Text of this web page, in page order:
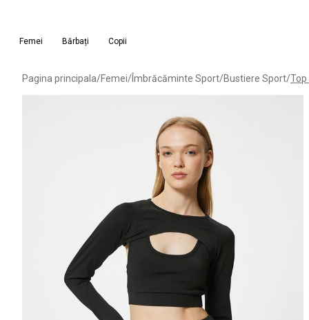
Femei Bărbați Copii
Pagina principala/Femei/Îmbrăcăminte Sport/Bustiere Sport/Top